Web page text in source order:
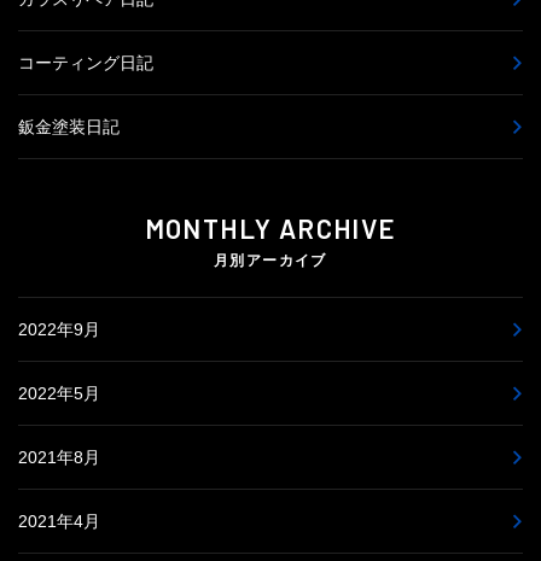
コーティング日記
鈑金塗装日記
MONTHLY ARCHIVE
月別アーカイブ
2022年9月
2022年5月
2021年8月
2021年4月